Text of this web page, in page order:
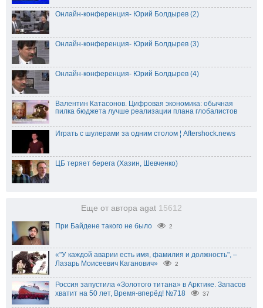
Онлайн-конференция- Юрий Болдырев (2)
Онлайн-конференция- Юрий Болдырев (3)
Онлайн-конференция- Юрий Болдырев (4)
Валентин Катасонов. Цифровая экономика: обычная
пилка бюджета лучше реализации плана глобалистов
Играть с шулерами за одним столом ¦ Aftershock.news
ЦБ теряет берега (Хазин, Шевченко)
Еще от автора agat 15612
При Байдене такого не было 2
«"У каждой аварии есть имя, фамилия и должность", –
Лазарь Моисеевич Каганович»
2
Россия запустила «Золотого титана» в Арктике. Запасов
хватит на 50 лет, Время-вперёд! №718
37